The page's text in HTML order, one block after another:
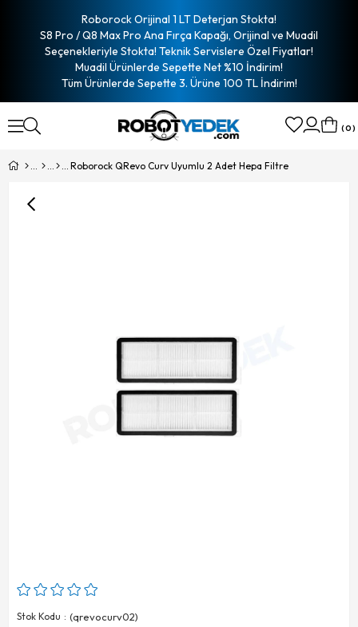
Roborock Orijinal 1 LT Deterjan Stokta!
S8 Pro / Q8 Max Pro Ana Fırça Kapağı, Orijinal ve Muadil
Seçenekleriyle Stokta! Teknik Servislere Özel Fiyatlar!
Muadil Ürünlerde Sepette Net %10 İndirim!
Tüm Ürünlerde Sepette 3. Ürüne 100 TL İndirim!
0
Roborock QRevo Curv Uyumlu 2 Adet Hepa Filtre
Stok Kodu
(qrevocurv02)